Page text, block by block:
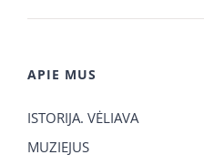
APIE MUS
ISTORIJA. VĖLIAVA
MUZIEJUS